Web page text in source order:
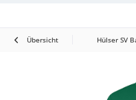
Übersicht Hülser SV